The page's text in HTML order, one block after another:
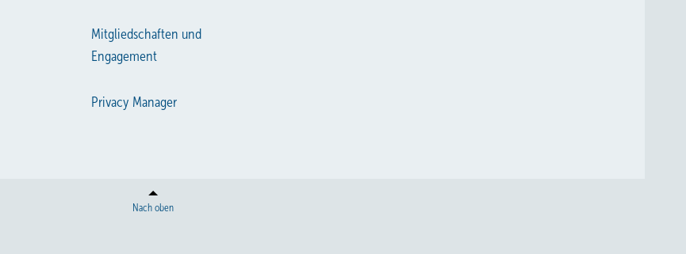
Mitgliedschaften und
Engagement
Privacy Manager
Nach oben